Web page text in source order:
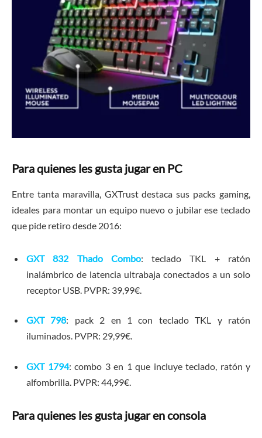
Para quienes les gusta jugar en PC
Entre tanta maravilla, GXTrust destaca sus packs gaming,
ideales para montar un equipo nuevo o jubilar ese teclado
que pide retiro desde 2016:
GXT 832 Thado Combo: teclado TKL + ratón
inalámbrico de latencia ultrabaja conectados a un solo
receptor USB. PVPR: 39,99€.
GXT 798: pack 2 en 1 con teclado TKL y ratón
iluminados. PVPR: 29,99€.
GXT 1794: combo 3 en 1 que incluye teclado, ratón y
alfombrilla. PVPR: 44,99€.
Para quienes les gusta jugar en consola